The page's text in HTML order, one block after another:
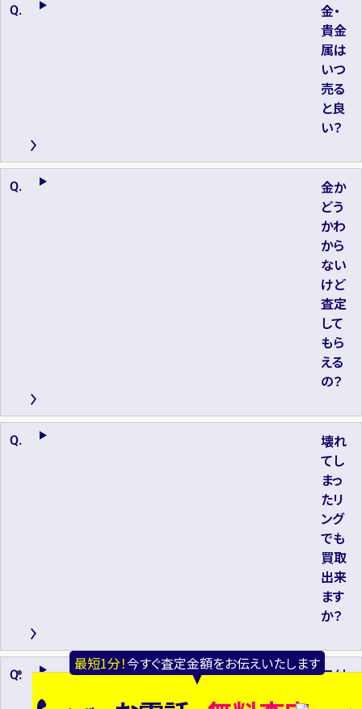
最短1分！今すぐ査定金額をお伝えいたします
金・
貴金
属は
いつ
売る
と良
い？
金か
どう
かわ
から
ない
けど
査定
して
もら
える
の？
壊れ
てし
まっ
たリ
ング
でも
買取
出来
ます
か？
日付